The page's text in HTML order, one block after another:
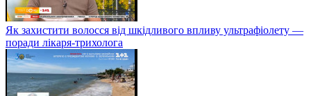
Як захистити волосся від шкідливого впливу ультрафіолету —
поради лікаря-трихолога